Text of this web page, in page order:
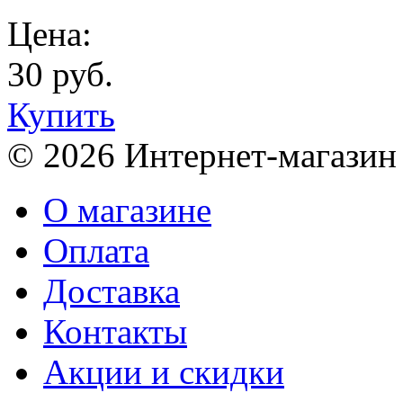
Цена:
30 руб.
Купить
© 2026 Интернет-
О магазине
Оплата
Доставка
Контакты
Акции и скидки